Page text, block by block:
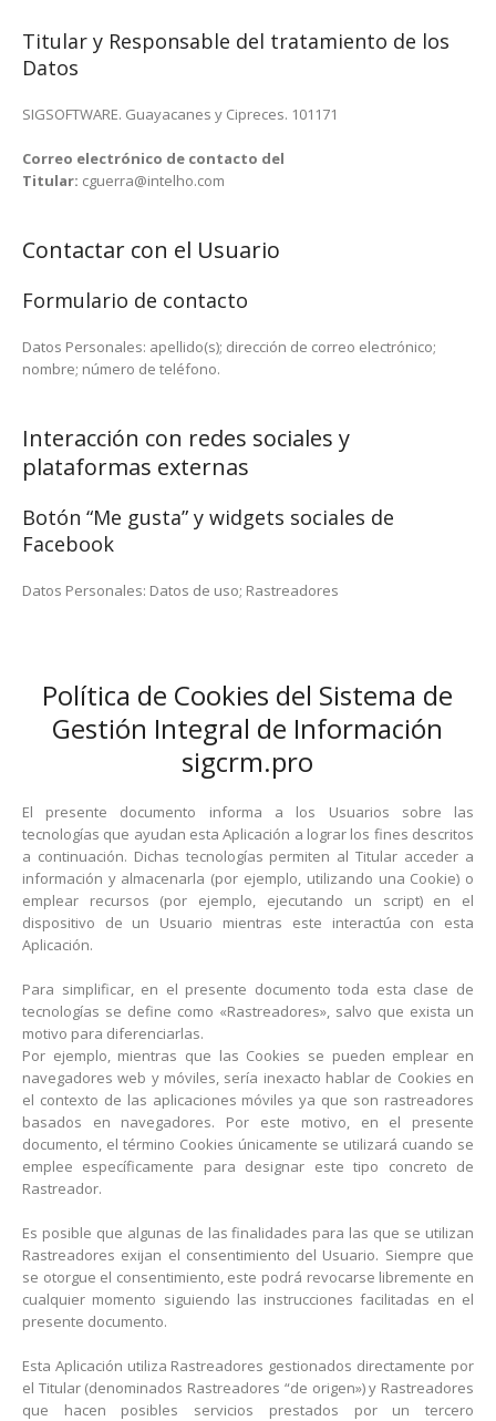
Titular y Responsable del tratamiento de los
Datos
SIGSOFTWARE. Guayacanes y Cipreces. 101171
Correo electrónico de contacto del
Titular: cguerra@intelho.com
Contactar con el Usuario
Formulario de contacto
Datos Personales: apellido(s); dirección de correo electrónico;
nombre; número de teléfono.
Interacción con redes sociales y
plataformas externas
Botón “Me gusta” y widgets sociales de
Facebook
Datos Personales: Datos de uso; Rastreadores
Política de Cookies del Sistema de
Gestión Integral de Información
sigcrm.pro
El presente documento informa a los Usuarios sobre las
tecnologías que ayudan esta Aplicación a lograr los fines descritos
a continuación. Dichas tecnologías permiten al Titular acceder a
información y almacenarla (por ejemplo, utilizando una Cookie) o
emplear recursos (por ejemplo, ejecutando un script) en el
dispositivo de un Usuario mientras este interactúa con esta
Aplicación.
Para simplificar, en el presente documento toda esta clase de
tecnologías se define como «Rastreadores», salvo que exista un
motivo para diferenciarlas.
Por ejemplo, mientras que las Cookies se pueden emplear en
navegadores web y móviles, sería inexacto hablar de Cookies en
el contexto de las aplicaciones móviles ya que son rastreadores
basados en navegadores. Por este motivo, en el presente
documento, el término Cookies únicamente se utilizará cuando se
emplee específicamente para designar este tipo concreto de
Rastreador.
Es posible que algunas de las finalidades para las que se utilizan
Rastreadores exijan el consentimiento del Usuario. Siempre que
se otorgue el consentimiento, este podrá revocarse libremente en
cualquier momento siguiendo las instrucciones facilitadas en el
presente documento.
Esta Aplicación utiliza Rastreadores gestionados directamente por
el Titular (denominados Rastreadores “de origen») y Rastreadores
que hacen posibles servicios prestados por un tercero